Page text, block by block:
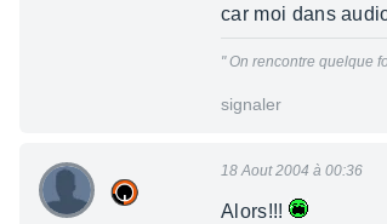
car moi dans
" On rencontre quelque
signaler
18 Aout 2004 à 00:36
Alors!!!